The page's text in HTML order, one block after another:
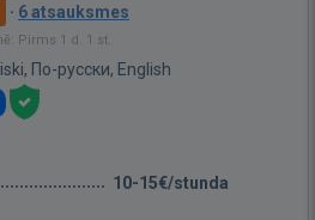
· 6 atsauksmes
Pirms 1 d. 1 st.
По-русски, English
10-15€/stunda